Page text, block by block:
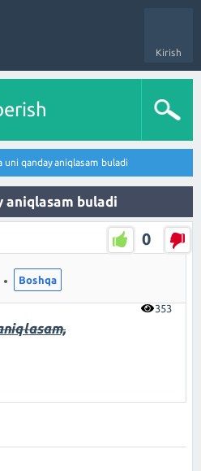
Kirish
uni qanday aniqlasam buladi
aniqlasam buladi
0
353
Boshqa